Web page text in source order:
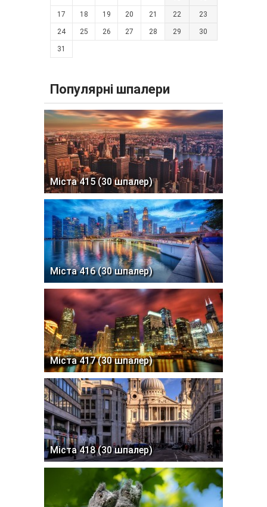
17 18 19 20 21 22 23
24 25 26 27 28 29 30
31
Популярні шпалери
Міста 415 (30 шпалер)
Міста 416 (30 шпалер)
Міста 417 (30 шпалер)
Міста 418 (30 шпалер)